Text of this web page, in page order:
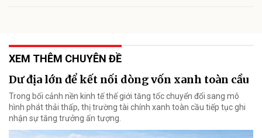
XEM THÊM CHUYÊN ĐỀ
Dư địa lớn để kết nối dòng vốn xanh toàn cầu
Trong bối cảnh nền kinh tế thế giới tăng tốc chuyển đổi sang mô
hình phát thải thấp, thị trường tài chính xanh toàn cầu tiếp tục ghi
nhận sự tăng trưởng ấn tượng.